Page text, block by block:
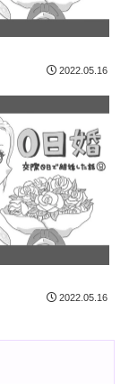
2022.05.16
2022.05.16